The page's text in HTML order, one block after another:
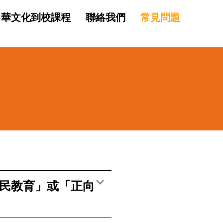
文化到校課程 聯絡我們 常見問題
教育」或「正向